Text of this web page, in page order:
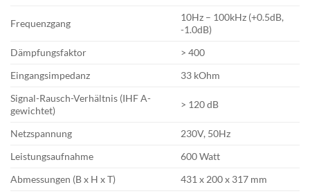
Frequenzgang
10Hz – 100kHz (+0.5dB,
-1.0dB)
Dämpfungsfaktor
> 400
Eingangsimpedanz
33 kOhm
Signal-Rausch-Verhältnis (IHF A-
gewichtet)
> 120 dB
Netzspannung
230V, 50Hz
Leistungsaufnahme
600 Watt
Abmessungen (B x H x T)
431 x 200 x 317 mm